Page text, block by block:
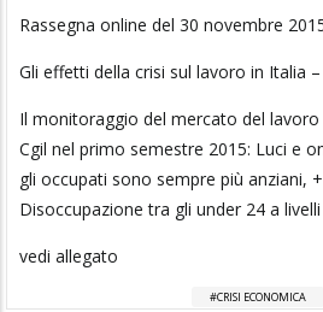
Rassegna online del 30 novembre
Gli effetti della crisi sul lavoro in Italia
Il monitoraggio del mercato del
Cgil nel primo semestre 2015: Luci e
gli occupati sono sempre più anziani,
Disoccupazione tra gli under 24 a
vedi allegato
CRISI ECONOMICA